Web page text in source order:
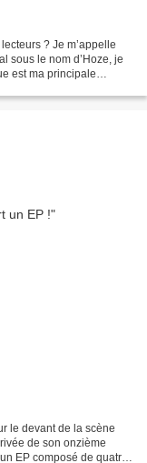
? Je m’appelle
sous le nom d’Hoze, je
est ma principale
le devant de la scène
de son onzième
EP composé de quatre